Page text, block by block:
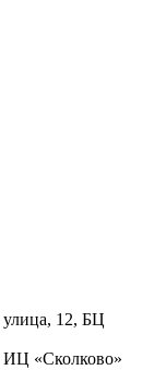
12, БЦ
ИЦ «Сколково»